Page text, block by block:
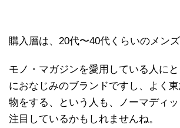
購入層は、20代〜40代くらいのメンズ
モノ・マガジンを愛用している人にと
におなじみのブランドですし、よく
物をする、という人も、ノーマディ
注目しているかもしれませんね。